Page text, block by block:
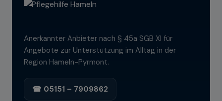
Anerkannter Anbieter nach § 45a SGB XI für
Angebote zur Unterstützung im Alltag in der
Region Hameln-Pyrmont.
☎ 05151 – 7909862